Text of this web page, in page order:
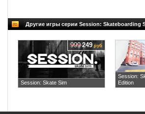
Другие игры серии Session: Skateboarding
Session: Skate Sim
999 249руб
Session:
Edition